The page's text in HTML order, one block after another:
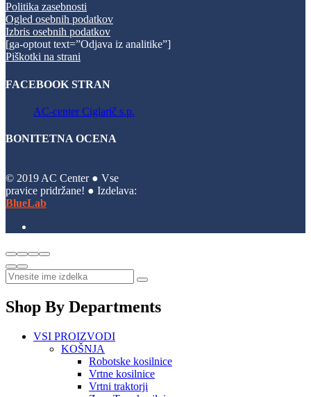
Politika zasebnosti
Ogled osebnih podatkov
Izbris osebnih podatkov
[ga-optout text=”Odjava iz analitike”]
Piškotki na strani
FACEBOOK STRAN
AC-center Ciglarič s.p.
BONITETNA OCENA
© 2019 AC Center ● Vse
pravice pridržane! ● Izdelava:
BlueLab
Shop By Departments
VSI PROIZVODI
KOŠNJA
Robotske kosilnice
Vrtne kosilnice
Vrtni traktorji